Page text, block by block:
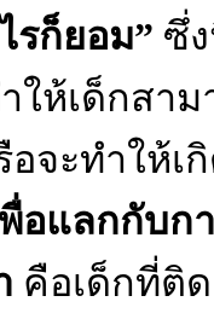
รก็ยอม” ซึ่
ให้เด็กสา
จะทำให้เ
พื่อแลกกับก
คือเด็กที่ติ